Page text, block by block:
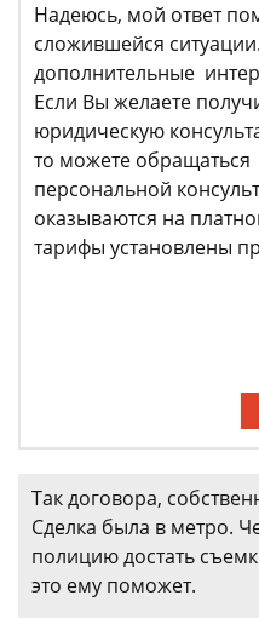
Надеюсь, мой ответ
сложившейся
дополнительные
Если Вы желаете
юридическую
то можете
персональной
оказываются на
тарифы установлены
Так договора,
Сделка была в метро.
полицию достать
это ему поможет.